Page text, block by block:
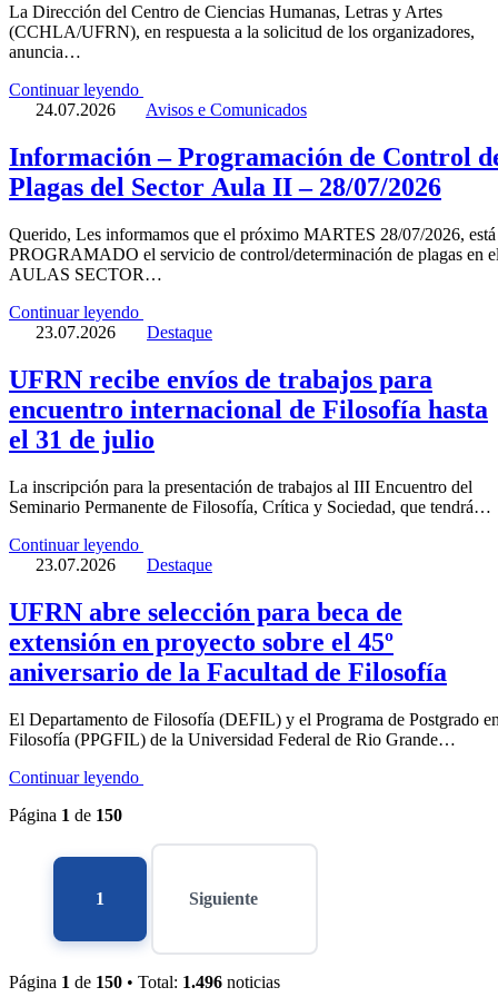
La Dirección del Centro de Ciencias Humanas, Letras y Artes
(CCHLA/UFRN), en respuesta a la solicitud de los organizadores,
anuncia…
Continuar leyendo
24.07.2026
Avisos e Comunicados
Información – Programación de Control
Plagas del Sector Aula II – 28/07/2026
Querido, Les informamos que el próximo MARTES 28/07/2026, está
PROGRAMADO el servicio de control/determinación de plagas en
AULAS SECTOR…
Continuar leyendo
23.07.2026
Destaque
UFRN recibe envíos de trabajos para
encuentro internacional de Filosofía hasta
el 31 de julio
La inscripción para la presentación de trabajos al III Encuentro del
Seminario Permanente de Filosofía, Crítica y Sociedad, que tendrá…
Continuar leyendo
23.07.2026
Destaque
UFRN abre selección para beca de
extensión en proyecto sobre el 45º
aniversario de la Facultad de Filosofía
El Departamento de Filosofía (DEFIL) y el Programa de Postgrado
Filosofía (PPGFIL) de la Universidad Federal de Rio Grande…
Continuar leyendo
Página 1 de 150
Página
1 Siguiente
Página 1 de 150 • Total: 1.496 noticias